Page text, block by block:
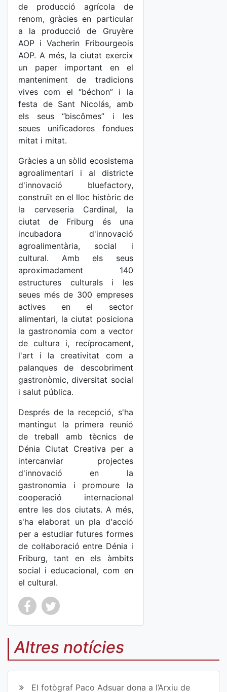
de producció agrícola de
renom, gràcies en particular
a la producció de Gruyère
AOP i Vacherin Fribourgeois
AOP. A més, la ciutat exercix
un paper important en el
manteniment de tradicions
vives com el “béchon” i la
festa de Sant Nicolás, amb
els seus “biscômes” i les
seues unificadores fondues
mitat i mitat.
Gràcies a un sòlid ecosistema
agroalimentari i al districte
d'innovació bluefactory,
construït en el lloc històric de
la cerveseria Cardinal, la
ciutat de Friburg és una
incubadora d'innovació
agroalimentària, social i
cultural. Amb els seus
aproximadament 140
estructures culturals i les
seues més de 300 empreses
actives en el sector
alimentari, la ciutat posiciona
la gastronomia com a vector
de cultura i, recíprocament,
l'art i la creativitat com a
palanques de descobriment
gastronòmic, diversitat social
i salut pública.
Després de la recepció, s'ha
mantingut la primera reunió
de treball amb tècnics de
Dénia Ciutat Creativa per a
intercanviar projectes
d'innovació en la
gastronomia i promoure la
cooperació internacional
entre les dos ciutats. A més,
s'ha elaborat un pla d'acció
per a estudiar futures formes
de col·laboració entre Dénia i
Friburg, tant en els àmbits
social i educacional, com en
el cultural.
Co
mp
art
ir
Co
mp
art
ir
Altres notícies
El fotògraf Paco Adsuar dona a l’Arxiu de